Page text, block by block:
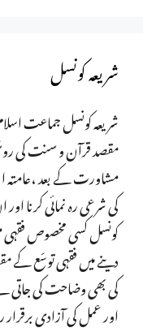
شریعہ کونسل
شریعہ کونسل جماعت
مقصد قرآن و سنت کی
مشاورت کے بعد ،عامتہ
کی شرعی رہ نمائی کرنا
کونسل کسی مخصوص
دینے میں فقہی توسّع
کی بھی وضاحت کی جاتی
اور عمل کی آزادی